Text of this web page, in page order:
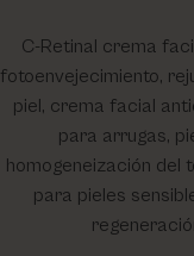
C-Retinal crema
fotoenvejecimiento,
piel, crema facial
para arrugas,
homogeneización del
para pieles